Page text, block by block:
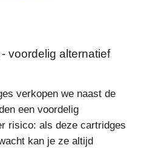
voordelig alternatief
verkopen we naast de
een voordelig
risico: als deze cartridges
kan je ze altijd